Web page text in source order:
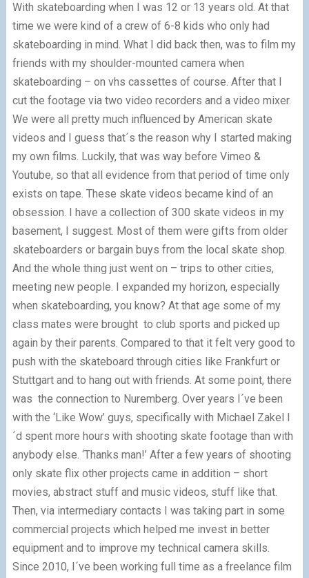
With skateboarding when I was 12 or 13 years old. At that
time we were kind of a crew of 6-8 kids who only had
skateboarding in mind. What I did back then, was to film my
friends with my shoulder-mounted camera when
skateboarding – on vhs cassettes of course. After that I
cut the footage via two video recorders and a video mixer.
We were all pretty much influenced by American skate
videos and I guess that´s the reason why I started making
my own films. Luckily, that was way before Vimeo &
Youtube, so that all evidence from that period of time only
exists on tape. These skate videos became kind of an
obsession. I have a collection of 300 skate videos in my
basement, I suggest. Most of them were gifts from older
skateboarders or bargain buys from the local skate shop.
And the whole thing just went on – trips to other cities,
meeting new people. I expanded my horizon, especially
when skateboarding, you know? At that age some of my
class mates were brought to club sports and picked up
again by their parents. Compared to that it felt very good to
push with the skateboard through cities like Frankfurt or
Stuttgart and to hang out with friends. At some point, there
was the connection to Nuremberg. Over years I´ve been
with the ‘Like Wow’ guys, specifically with Michael Zakel I
´d spent more hours with shooting skate footage than with
anybody else. ‘Thanks man!’ After a few years of shooting
only skate flix other projects came in addition – short
movies, abstract stuff and music videos, stuff like that.
Then, via intermediary contacts I was taking part in some
commercial projects which helped me invest in better
equipment and to improve my technical camera skills.
Since 2010, I´ve been working full time as a freelance film